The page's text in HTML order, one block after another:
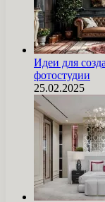
Идеи для
фотостудии
25.02.2025